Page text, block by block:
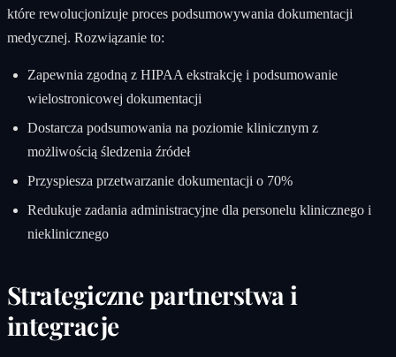
które rewolucjonizuje proces podsumowywania dokumentacji
medycznej. Rozwiązanie to:
Zapewnia zgodną z HIPAA ekstrakcję i podsumowanie
wielostronicowej dokumentacji
Dostarcza podsumowania na poziomie klinicznym z
możliwością śledzenia źródeł
Przyspiesza przetwarzanie dokumentacji o 70%
Redukuje zadania administracyjne dla personelu klinicznego i
nieklinicznego
Strategiczne partnerstwa i
integracje